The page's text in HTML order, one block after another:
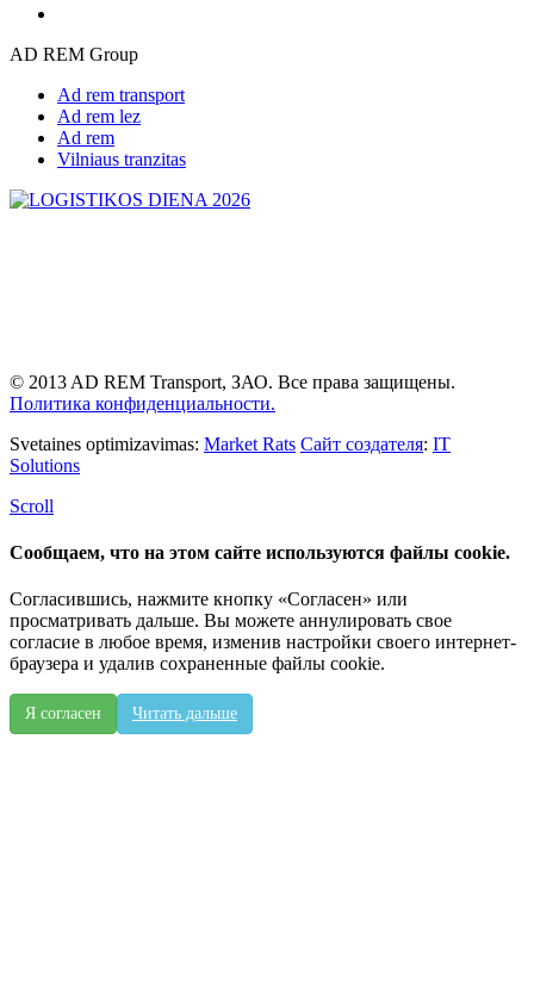
AD REM Group
Ad rem transport
Ad rem lez
Ad rem
Vilniaus tranzitas
© 2013 AD REM Transport, ЗАО. Все права защищены.
Политика конфиденциальности.
Svetaines optimizavimas: Market Rats Сайт создателя: IT
Solutions
Scroll
Сообщаем, что на этом сайте используются файлы cookie.
Согласившись, нажмите кнопку «Согласен» или
просматривать дальше. Вы можете аннулировать свое
согласие в любое время, изменив настройки своего интернет-
браузера и удалив сохраненные файлы cookie.
Я согласен Читать дальше